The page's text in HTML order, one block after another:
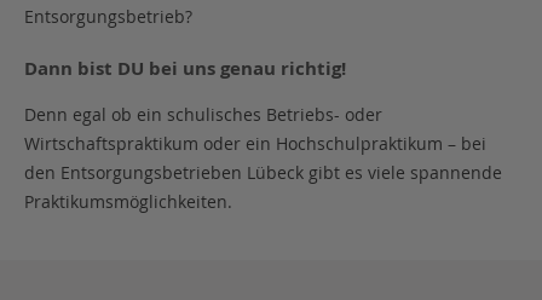
Entsorgungsbetrieb?
Dann bist DU bei uns genau richtig!
Denn egal ob ein schulisches Betriebs- oder
Wirtschaftspraktikum oder ein Hochschulpraktikum – bei
den Entsorgungsbetrieben Lübeck gibt es viele spannende
Praktikumsmöglichkeiten.